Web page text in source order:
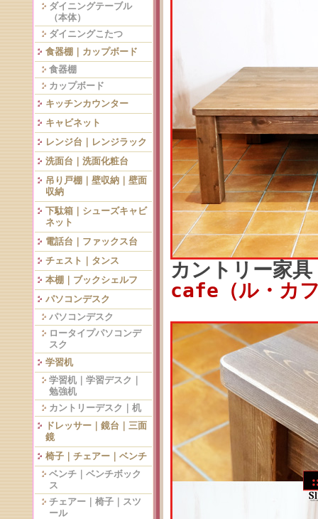
ダイニングテーブル
（本体）
ダイニングこたつ
食器棚｜カップボード
食器棚
カップボード
キッチンカウンター
キャビネット
レンジ台｜レンジラック
洗面台｜洗面化粧台
吊り戸棚｜壁収納｜壁面
収納
下駄箱｜シューズキャビ
ネット
電話台｜ファックス台
チェスト｜タンス
本棚｜ブックシェルフ
パソコンデスク
パソコンデスク
ロータイプパソコンデ
スク
学習机
学習机｜学習デスク｜
勉強机
カントリーデスク｜机
ドレッサー｜鏡台｜三面
鏡
椅子｜チェアー｜ベンチ
ベンチ｜ベンチボック
ス
チェアー｜椅子｜スツ
ール
カントリー家
cafe（ル・カ